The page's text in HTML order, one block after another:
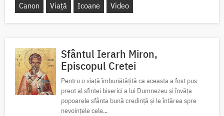
Canon Viață Icoane Video
Sfântul Ierarh Miron,
Episcopul Cretei
Pentru o viață îmbunătățită ca aceasta a fost pus
preot al sfintei biserici a lui Dumnezeu și învăța
popoarele sfânta bună credință și le întărea spre
nevoințele cele...